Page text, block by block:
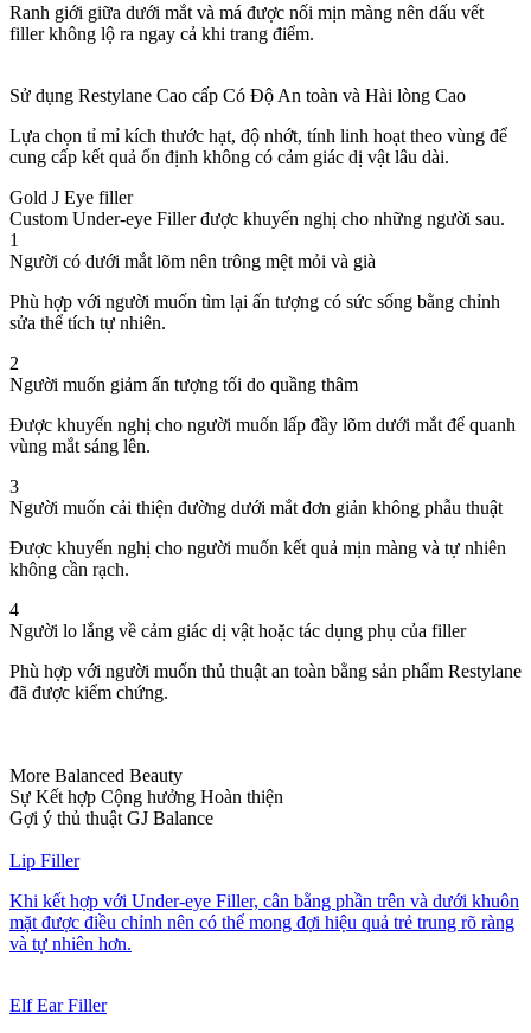
Ranh giới giữa dưới mắt và má được nối mịn màng nên dấu vết
filler không lộ ra ngay cả khi trang điểm.
Sử dụng Restylane Cao cấp Có Độ An toàn và Hài lòng Cao
Lựa chọn tỉ mỉ kích thước hạt, độ nhớt, tính linh hoạt theo vùng để
cung cấp kết quả ổn định không có cảm giác dị vật lâu dài.
Gold J Eye filler
Custom Under-eye Filler được khuyến nghị cho những người sau.
1
Người có dưới mắt lõm nên trông mệt mỏi và già
Phù hợp với người muốn tìm lại ấn tượng có sức sống bằng chỉnh
sửa thể tích tự nhiên.
2
Người muốn giảm ấn tượng tối do quầng thâm
Được khuyến nghị cho người muốn lấp đầy lõm dưới mắt để quanh
vùng mắt sáng lên.
3
Người muốn cải thiện đường dưới mắt đơn giản không phẫu thuật
Được khuyến nghị cho người muốn kết quả mịn màng và tự nhiên
không cần rạch.
4
Người lo lắng về cảm giác dị vật hoặc tác dụng phụ của filler
Phù hợp với người muốn thủ thuật an toàn bằng sản phẩm Restylane
đã được kiểm chứng.
More Balanced Beauty
Sự Kết hợp Cộng hưởng Hoàn thiện
Gợi ý thủ thuật GJ Balance
Lip Filler
Khi kết hợp với Under-eye Filler, cân bằng phần trên và dưới khuôn
mặt được điều chỉnh nên có thể mong đợi hiệu quả trẻ trung rõ ràng
và tự nhiên hơn.
Elf Ear Filler